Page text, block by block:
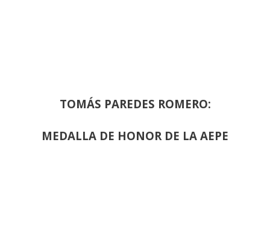
TOMÁS PAREDES ROMERO:
MEDALLA DE HONOR DE LA AEPE